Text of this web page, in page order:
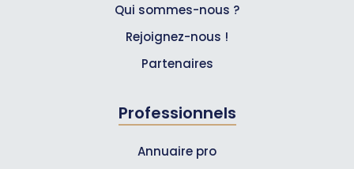
Qui sommes-nous ?
Rejoignez-nous !
Partenaires
Professionnels
Annuaire pro